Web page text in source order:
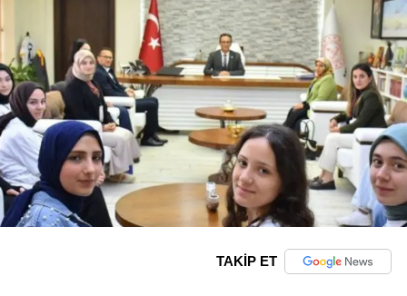
TAKİP ET